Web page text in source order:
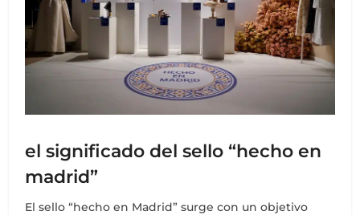
el significado del sello “hecho en
madrid”
El sello “hecho en Madrid” surge con un objetivo